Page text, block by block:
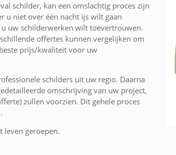
schilder, kan een omslachtig proces zijn
u niet over één nacht ijs wilt gaan
uw schilderwerken wilt toevertrouwen.
offertes kunnen vergelijken om
prijs/kwaliteit voor uw
schilders uit uw regio. Daarna
omschrijving van uw project,
zullen voorzien. Dit gehele proces
leven geroepen.